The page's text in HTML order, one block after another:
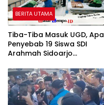
BERITA UTAMA
Tiba-Tiba Masuk UGD, Apa
Penyebab 19 Siswa SDI
Arahmah Sidoarjo